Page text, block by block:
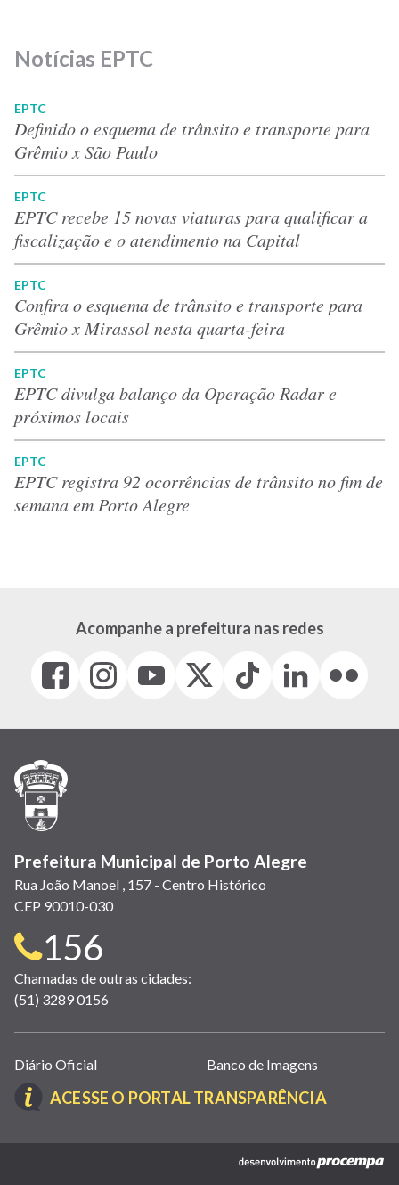
Notícias EPTC
EPTC
Definido o esquema de trânsito e transporte para
Grêmio x São Paulo
EPTC
EPTC recebe 15 novas viaturas para qualificar a
fiscalização e o atendimento na Capital
EPTC
Confira o esquema de trânsito e transporte para
Grêmio x Mirassol nesta quarta-feira
EPTC
EPTC divulga balanço da Operação Radar e
próximos locais
EPTC
EPTC registra 92 ocorrências de trânsito no fim de
semana em Porto Alegre
Acompanhe a prefeitura nas redes
Facebook
(link
em
janela)
Instagram
(link
em
(link
em
(Antigo
(link
Tiktok
(link
em
LinkedIn
(link
em
(link
em
Prefeitura Municipal de Porto Alegre
Rua João Manoel , 157 - Centro Histórico
CEP 90010-030
Telefone
para
contato:
156
Chamadas de outras cidades:
(51) 3289 0156
Links
úteis
(abrem
nova
Diário Oficial Banco de Imagens
ACESSE O PORTAL TRANSPARÊNCIA(LINK
EM
NOVA